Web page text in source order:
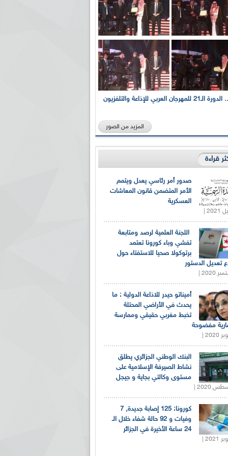
بالصور... الدورة الـ21 للمهرجان العربي للإذاعة والتلفزيون
المزيد من الصور
قراءة
صدور أمر رئاسي يعدل ويتمم
الأمر المتضمن قانون المعاشات
العسكرية
اللجنة العلمية لرصد ومتابعة
تفشي وباء كورونا تعتمد
برتوكولا صحيا للاستفتاء حول
تعديل الدستور
أميناتو حيدر للاذاعة الدولية : ما
يحدث في الأراضي المحتلة
تخبط مغربي حقيقي وممارسة
مفضوحة
البنك الوطني الجزائري يطلق
نشاط الصيرفة الإسلامية على
مستوى وكالتي بجاية و جيجل
كورونا: 125 إصابة جديدة, 7
وفيات و 92 حالة شفاء خلال الـ
24 ساعة الأخيرة في الجزائر